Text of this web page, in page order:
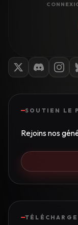
SOUTIEN LE
Rejoins nos